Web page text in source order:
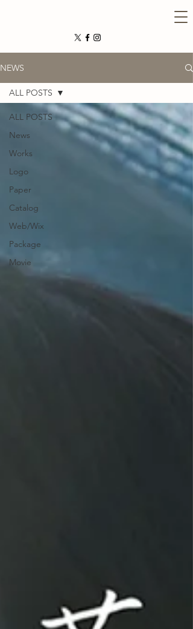
NEWS
ALL POSTS
News
Works
Logo
Paper
Catalog
Web/Wix
Package
Movie
ALL POSTS